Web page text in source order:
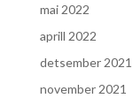
mai 2022
aprill 2022
detsember 2021
november 2021